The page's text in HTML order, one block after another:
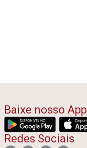
Baixe nosso App
Redes Sociais